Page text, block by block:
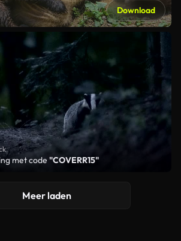
Download
met code "COVERR15"
Meer laden